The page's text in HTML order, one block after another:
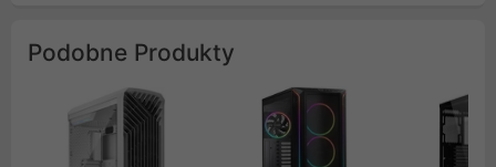
Podobne Produkty